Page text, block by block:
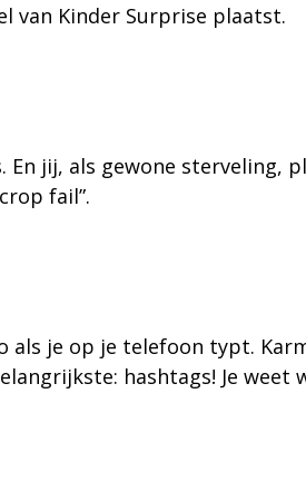
van Kinder Surprise plaatst.
jij, als gewone
fail”.
je op je telefoon typt.
hashtags! Je weet